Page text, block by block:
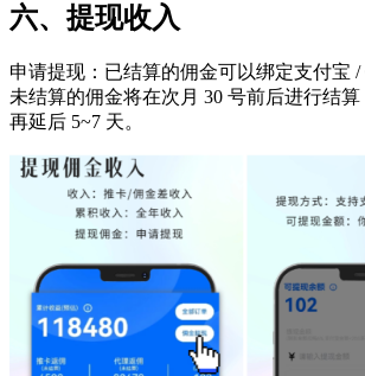
六、提现收入
申请提现：已结算的佣金可以绑定支付宝 /
未结算的佣金将在次月 30 号前后进行结
再延后 5~7 天。